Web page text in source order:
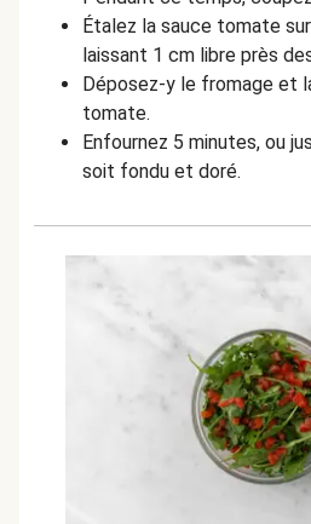
Étalez la sauce tomate
laissant 1 cm libre près
Déposez-y le fromage et
tomate.
Enfournez 5 minutes, ou
soit fondu et doré.